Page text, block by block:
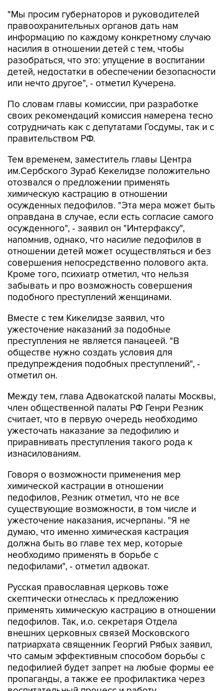
"Мы просим губернаторов и руководителей
правоохранительных органов дать нам
информацию по каждому конкретному случаю
насилия в отношении детей с тем, чтобы
разобраться, что это: упущение в воспитании
детей, недостатки в обеспечении безопасности
или нечто другое", - отметил Кучерена.
По словам главы комиссии, при разработке
своих рекомендаций комиссия намерена тесно
сотрудничать как с депутатами Госдумы, так и с
правительством РФ.
Тем временем, заместитель главы Центра
им.Сербского Зураб Кекелидзе положительно
отозвался о предложении применять
химическую кастрацию в отношении
осужденных педофилов. "Эта мера может быть
оправдана в случае, если есть согласие самого
осужденного", - заявил он "Интерфаксу",
напомнив, однако, что насилие педофилов в
отношении детей может осуществляться и без
совершения непосредственно полового акта.
Кроме того, психиатр отметил, что нельзя
забывать и про возможность совершения
подобного преступлений женщинами.
Вместе с тем Кикелидзе заявил, что
ужесточение наказаний за подобные
преступления не является панацеей. "В
обществе нужно создать условия для
предупреждения подобных преступлений", -
отметил он.
Между тем, глава Адвокатской палаты Москвы,
член общественной палаты РФ Генри Резник
считает, что в первую очередь необходимо
ужесточать наказание за педофилию и
приравнивать преступления такого рода к
изнасилованиям.
Говоря о возможности применения мер
химической кастрации в отношении
педофилов, Резник отметил, что не все
существующие возможности, в том числе и
ужесточение наказания, исчерпаны. "Я не
думаю, что именно химическая кастрация
должна быть во главе тех мер, которые
необходимо применять в борьбе с
педофилами", - отметил адвокат.
Русская православная церковь тоже
скептически отнеслась к предложению
применять химическую кастрацию в отношении
педофилов. Так, и.о. секретаря Отдела
внешних церковных связей Московского
патриархата священник Георгий Рябых заявил,
что самым эффективным способом борьбы с
педофилией будет запрет на любые формы ее
пропаганды, а также ее профилактика через